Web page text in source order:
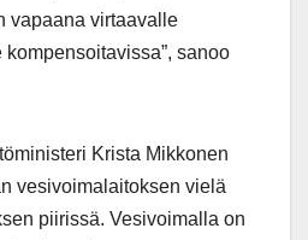
vapaana virtaavalle
sanoo
Krista Mikkonen
vesivoimalaitoksen vielä
piirissä. Vesivoimalla on